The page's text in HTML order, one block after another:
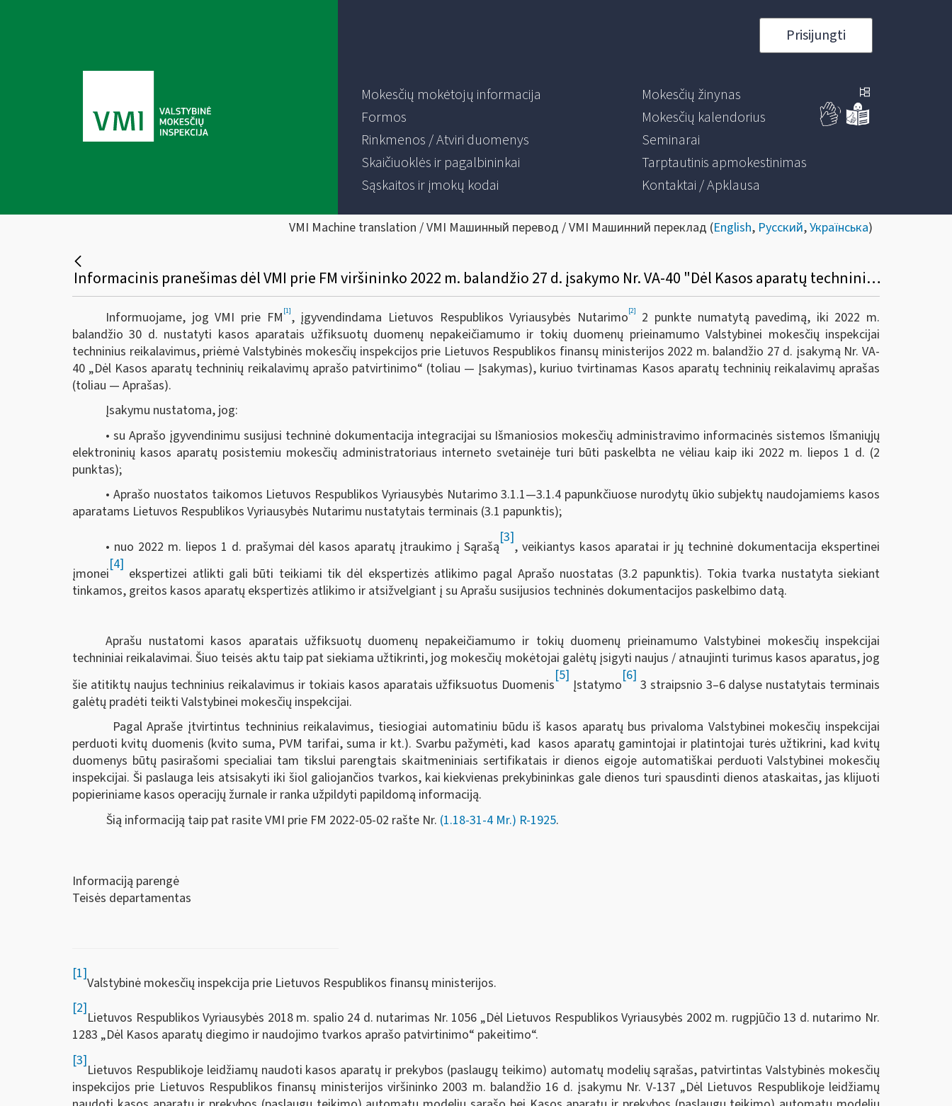
Prisijungti
Mokesčių mokėtojų informacija
Formos
Rinkmenos / Atviri duomenys
Skaičiuoklės ir pagalbininkai
Sąskaitos ir įmokų kodai
Mokesčių žinynas
Mokesčių kalendorius
Seminarai
Tarptautinis apmokestinimas
Kontaktai / Apklausa
VMI Machine translation / VMI Машинный перевод / VMI Машинний переклад (English, Русский,Українська)
Informacinis pranešimas dėl VMI prie FM viršininko 2022 m. balandžio 27 d. įsakymo Nr. VA-40 "Dėl Kasos aparatų techninių reikalavimų aprašo patvirtinimo"
Informuojame, jog VMI prie FM [1], įgyvendindama Lietuvos Respublikos Vyriausybės Nutarimo[2]
2 punkte numatytą pavedimą, iki 2022 m.
balandžio 30 d. nustatyti kasos aparatais užfiksuotų duomenų nepakeičiamumo ir tokių duomenų prieinamumo Valstybinei mokesčių inspekcijai
techninius reikalavimus, priėmė Valstybinės mokesčių inspekcijos prie Lietuvos Respublikos finansų ministerijos 2022 m. balandžio 27 d. įsakymą Nr. VA-
40 „Dėl Kasos aparatų techninių reikalavimų aprašo patvirtinimo“ (toliau — Įsakymas), kuriuo tvirtinamas Kasos aparatų techninių reikalavimų aprašas
(toliau — Aprašas).
Įsakymu nustatoma, jog:
• su Aprašo įgyvendinimu susijusi techninė dokumentacija integracijai su Išmaniosios mokesčių administravimo informacinės sistemos Išmaniųjų
elektroninių kasos aparatų posistemiu mokesčių administratoriaus interneto svetainėje turi būti paskelbta ne vėliau kaip iki 2022 m. liepos 1 d. (2
punktas);
• Aprašo nuostatos taikomos Lietuvos Respublikos Vyriausybės Nutarimo 3.1.1—3.1.4 papunkčiuose nurodytų ūkio subjektų naudojamiems kasos
aparatams Lietuvos Respublikos Vyriausybės Nutarimu nustatytais terminais (3.1 papunktis);
• nuo 2022 m. liepos 1 d. prašymai dėl kasos aparatų įtraukimo į Sąrašą
[3]
, veikiantys kasos aparatai ir jų techninė dokumentacija ekspertinei
įmonei
[4]
ekspertizei atlikti gali būti teikiami tik dėl ekspertizės atlikimo pagal Aprašo nuostatas (3.2 papunktis). Tokia tvarka nustatyta siekiant
tinkamos, greitos kasos aparatų ekspertizės atlikimo ir atsižvelgiant į su Aprašu susijusios techninės dokumentacijos paskelbimo datą.
Aprašu nustatomi kasos aparatais užfiksuotų duomenų nepakeičiamumo ir tokių duomenų prieinamumo Valstybinei mokesčių inspekcijai
techniniai reikalavimai. Šiuo teisės aktu taip pat siekiama užtikrinti, jog mokesčių mokėtojai galėtų įsigyti naujus / atnaujinti turimus kasos aparatus, jog
šie atitiktų naujus techninius reikalavimus ir tokiais kasos aparatais užfiksuotus Duomenis
[5]
Įstatymo
[6]
3 straipsnio 3–6 dalyse nustatytais terminais
galėtų pradėti teikti Valstybinei mokesčių inspekcijai.
Pagal Apraše įtvirtintus techninius reikalavimus, tiesiogiai automatiniu būdu iš kasos aparatų bus privaloma Valstybinei mokesčių inspekcijai
perduoti kvitų duomenis (kvito suma, PVM tarifai, suma ir kt.). Svarbu pažymėti, kad kasos aparatų gamintojai ir platintojai turės užtikrini, kad kvitų
duomenys būtų pasirašomi specialiai tam tikslui parengtais skaitmeniniais sertifikatais ir dienos eigoje automatiškai perduoti Valstybinei mokesčių
inspekcijai. Ši paslauga leis atsisakyti iki šiol galiojančios tvarkos, kai kiekvienas prekybininkas gale dienos turi spausdinti dienos ataskaitas, jas klijuoti
popieriniame kasos operacijų žurnale ir ranka užpildyti papildomą informaciją.
Šią informaciją taip pat rasite VMI prie FM 2022-05-02 rašte Nr. (1.18-31-4 Mr.) R-1925.
Informaciją parengė
Teisės departamentas
[1]
Valstybinė mokesčių inspekcija prie Lietuvos Respublikos finansų ministerijos.
[2]
Lietuvos Respublikos Vyriausybės 2018 m. spalio 24 d. nutarimas Nr. 1056 „Dėl Lietuvos Respublikos Vyriausybės 2002 m. rugpjūčio 13 d. nutarimo Nr.
1283 „Dėl Kasos aparatų diegimo ir naudojimo tvarkos aprašo patvirtinimo“ pakeitimo“.
[3]
Lietuvos Respublikoje leidžiamų naudoti kasos aparatų ir prekybos (paslaugų teikimo) automatų modelių sąrašas, patvirtintas Valstybinės mokesčių
inspekcijos prie Lietuvos Respublikos finansų ministerijos viršininko 2003 m. balandžio 16 d. įsakymu Nr. V-137 „Dėl Lietuvos Respublikoje leidžiamų